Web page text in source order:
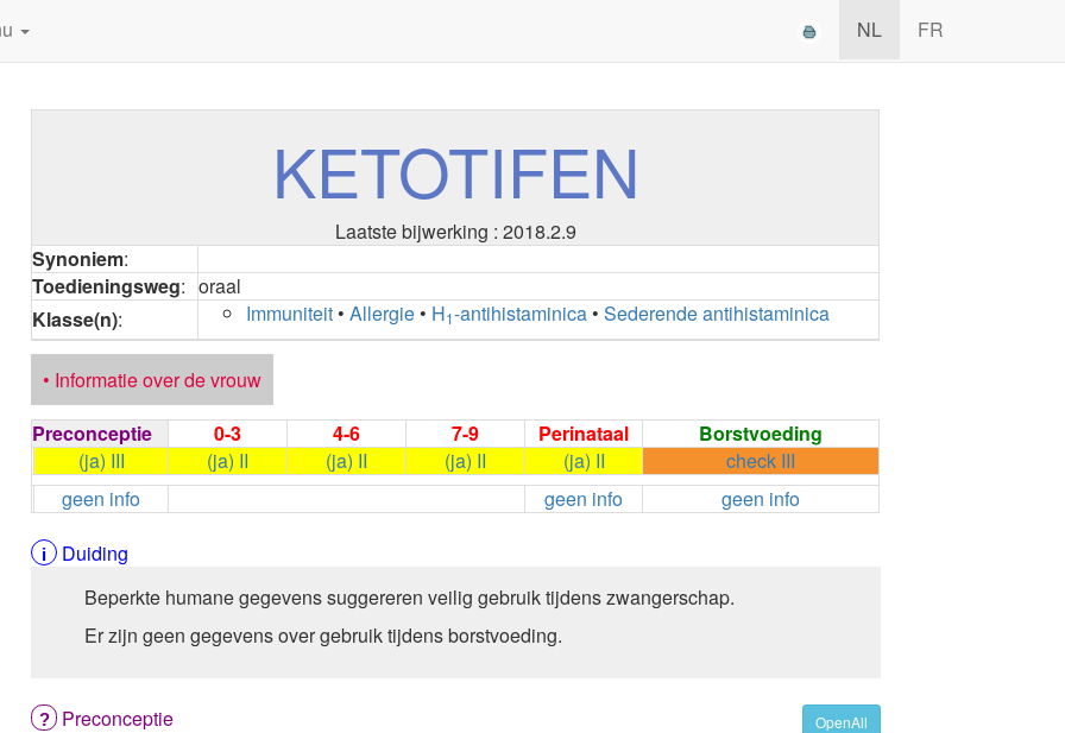
NL FR
KETOTIFEN
Laatste bijwerking : 2018.2.9
Synoniem:
Toedieningsweg: oraal
Klasse(n): Immuniteit •Allergie • H1-antihistaminica •Sederende antihistaminica
• Informatie over de vrouw
Preconceptie
0-3 4-6 7-9 Perinataal
Borstvoeding
(ja) III
(ja) II (ja) II (ja) II (ja) II
check III
geen info
geen info
geen info
Duiding
Beperkte humane gegevens suggereren veilig gebruik tijdens zwangerschap.
Er zijn geen gegevens over gebruik tijdens borstvoeding.
OpenAll
Preconceptie